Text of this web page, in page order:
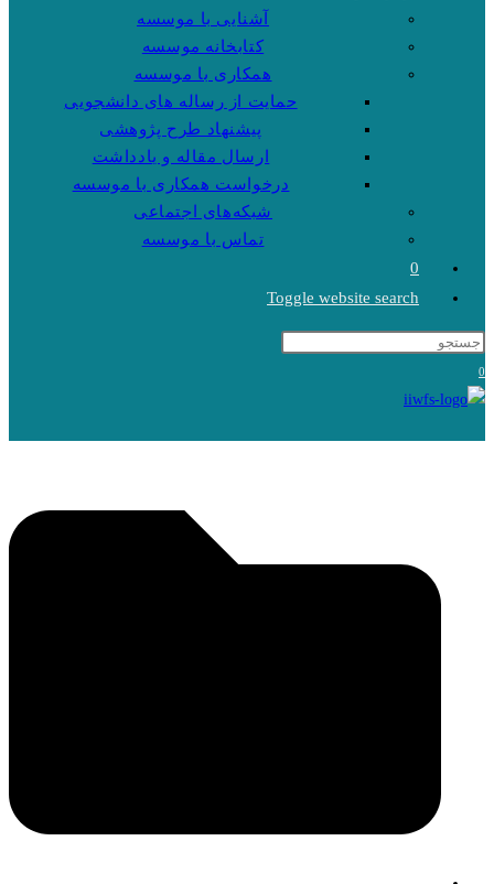
آشنایی با موسسه
کتابخانه موسسه
همکاری با موسسه
حمایت از رساله های دانشجویی
پیشنهاد طرح پژوهشی
ارسال مقاله و یادداشت
درخواست همکاری با موسسه
شبکه‌های اجتماعی
تماس با موسسه
0
Toggle website search
0